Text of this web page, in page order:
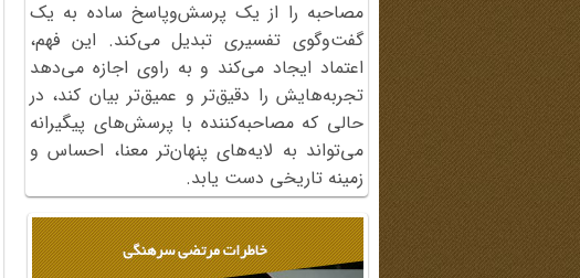
مصاحبه را از یک پرسش‌وپاسخ ساده به یک
گفت‌وگوی تفسیری تبدیل می‌کند. این فهم،
اعتماد ایجاد می‌کند و به راوی اجازه می‌دهد
تجربه‌هایش را دقیق‌تر و عمیق‌تر بیان کند، در
حالی که مصاحبه‌کننده با پرسش‌های پیگیرانه
می‌تواند به لایه‌های پنهان‌تر معنا، احساس و
زمینه تاریخی دست یابد.